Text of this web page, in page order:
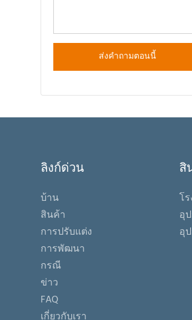
ส่งคำถามตอนนี้
ลิงก์ด่วน
บ้าน
สินค้า
การปรับแต่ง
การพัฒนา
กรณี
ข่าว
FAQ
เกี่ยวกับเรา
สิ
โ
อุ
อุ